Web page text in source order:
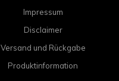
Impressum
Disclaimer
Versand und Rückgabe
Produktinformation